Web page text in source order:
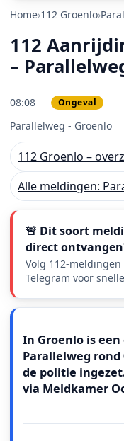
Home 112 Groenlo
112
–
08:08 Ongeval
Parallelweg - Groenlo
112 Groenlo –
Alle meldingen:
🚨 Dit soort
direct
Volg 112-meldingen
Telegram voor
In Groenlo is
Parallelweg rond
de politie
via Meldkamer